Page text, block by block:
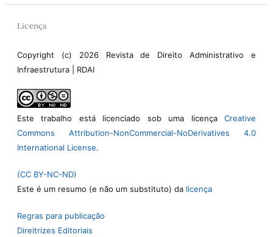
Licença
Copyright (c) 2026 Revista de Direito Administrativo e
Infraestrutura | RDAI
Este trabalho está licenciado sob uma licença Creative
Commons Attribution-NonCommercial-NoDerivatives 4.0
International License.
(CC BY-NC-ND)
Este é um resumo (e não um substituto) da licença
Regras para publicação
Direitrizes Editoriais